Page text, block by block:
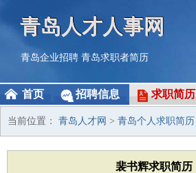
青岛人才人事网
青岛企业招聘 青岛求职者简历
首页 招聘信息 求职简历
当前位置： 青岛人才网 > 青岛个人求职简历
裴书辉求职简历